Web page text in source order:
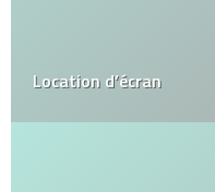
Location d’écran